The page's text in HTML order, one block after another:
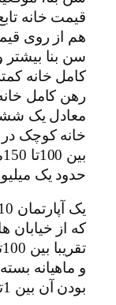
قیمت خانه
هم از روی
سن بنا بیشتر
کامل خانه
رهن کامل
معادل یک
خانه کوچک
حدود یک
که از
و ماهیانه
بودن آن بین 1تا 1و نیم میلیون اجاره لازم دارد.